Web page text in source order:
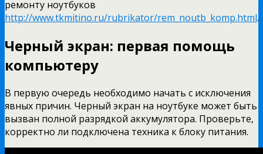
ремонту ноутбуков
http://www.tkmitino.ru/rubrikator/rem_noutb_komp.html.
Черный экран: первая помощь
компьютеру
В первую очередь необходимо начать с исключения
явных причин. Черный экран на ноутбуке может быть
вызван полной разрядкой аккумулятора. Проверьте,
корректно ли подключена техника к блоку питания.